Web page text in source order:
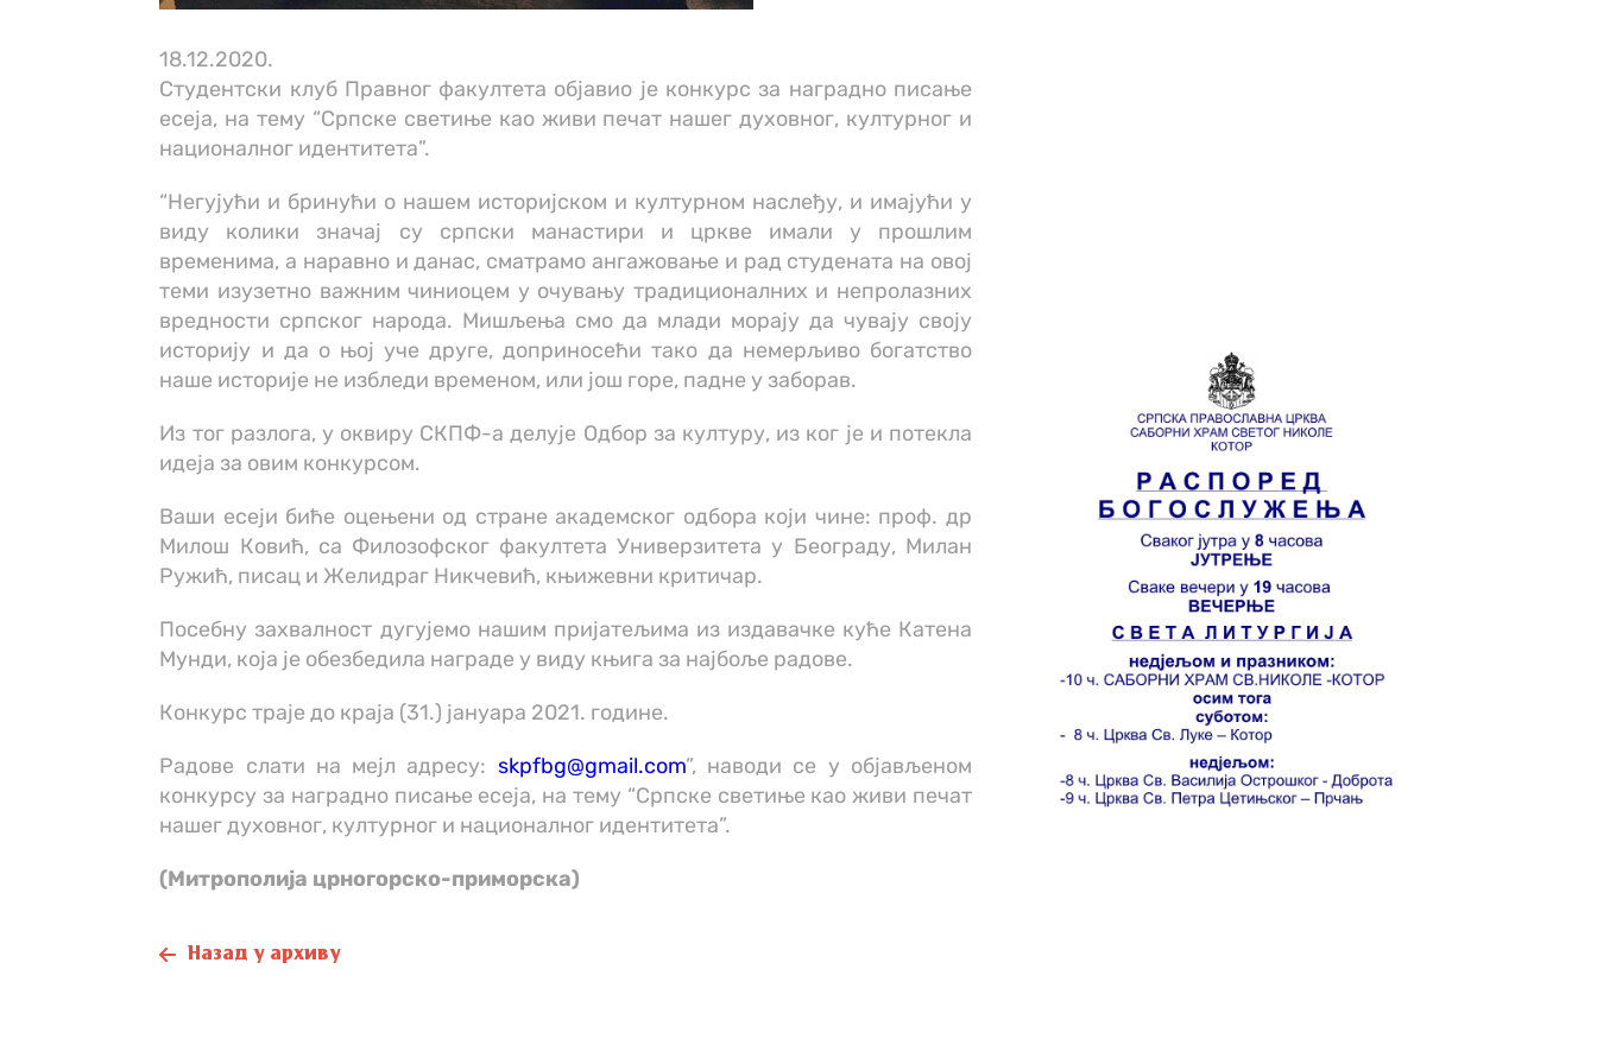
18.12.2020.
Студентски клуб Правног факултета објавио је конкурс за наградно писање
есеја, на тему “Српске светиње као живи печат нашег духовног, културног и
националног идентитета”.
“Негујући и бринући о нашем историјском и културном наслеђу, и имајући у
виду колики значај су српски манастири и цркве имали у прошлим
временима, а наравно и данас, сматрамо ангажовање и рад студената на овој
теми изузетно важним чиниоцем у очувању традиционалних и непролазних
вредности српског народа. Мишљења смо да млади морају да чувају своју
историју и да о њој уче друге, доприносећи тако да немерљиво богатство
наше историје не избледи временом, или још горе, падне у заборав.
Из тог разлога, у оквиру СКПФ-а делује Одбор за културу, из ког је и потекла
идеја за овим конкурсом.
Ваши есеји биће оцењени од стране академског одбора који чине: проф. др
Милош Ковић, са Филозофског факултета Универзитета у Београду, Милан
Ружић, писац и Желидраг Никчевић, књижевни критичар.
Посебну захвалност дугујемо нашим пријатељима из издавачке куће Катена
Мунди, која је обезбедила награде у виду књига за најбоље радове.
Конкурс траје до краја (31.) јануара 2021. године.
Радове слати на мејл адресу: skpfbg@gmail.com”, наводи се у објављеном
конкурсу за наградно писање есеја, на тему “Српске светиње као живи печат
нашег духовног, културног и националног идентитета”.
(Митрополија црногорско-приморска)
Назад у архиву